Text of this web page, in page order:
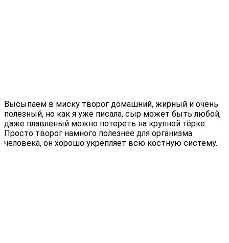
Высыпаем в миску творог домашний, жирный и очень
полезный, но как я уже писала, сыр может быть любой,
даже плавленый можно потереть на крупной тёрке.
Просто творог намного полезнее для организма
человека, он хорошо укрепляет всю костную систему.